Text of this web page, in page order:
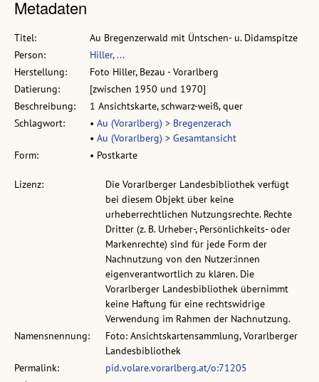
Metadaten
Titel:
Au Bregenzerwald mit Üntschen- u. Didamspitze
Person:
Hiller, ...
Herstellung:
Foto Hiller, Bezau - Vorarlberg
Datierung:
[zwischen 1950 und 1970]
Beschreibung:
1 Ansichtskarte, schwarz-weiß, quer
Schlagwort:
• Au (Vorarlberg) > Bregenzerach
• Au (Vorarlberg) > Gesamtansicht
Form:
• Postkarte
Lizenz:
Die Vorarlberger Landesbibliothek verfügt
bei diesem Objekt über keine
urheberrechtlichen Nutzungsrechte. Rechte
Dritter (z. B. Urheber-, Persönlichkeits- oder
Markenrechte) sind für jede Form der
Nachnutzung von den Nutzer:innen
eigenverantwortlich zu klären. Die
Vorarlberger Landesbibliothek übernimmt
keine Haftung für eine rechtswidrige
Verwendung im Rahmen der Nachnutzung.
Namensnennung:
Foto: Ansichtskartensammlung, Vorarlberger
Landesbibliothek
Permalink:
pid.volare.vorarlberg.at/o:71205